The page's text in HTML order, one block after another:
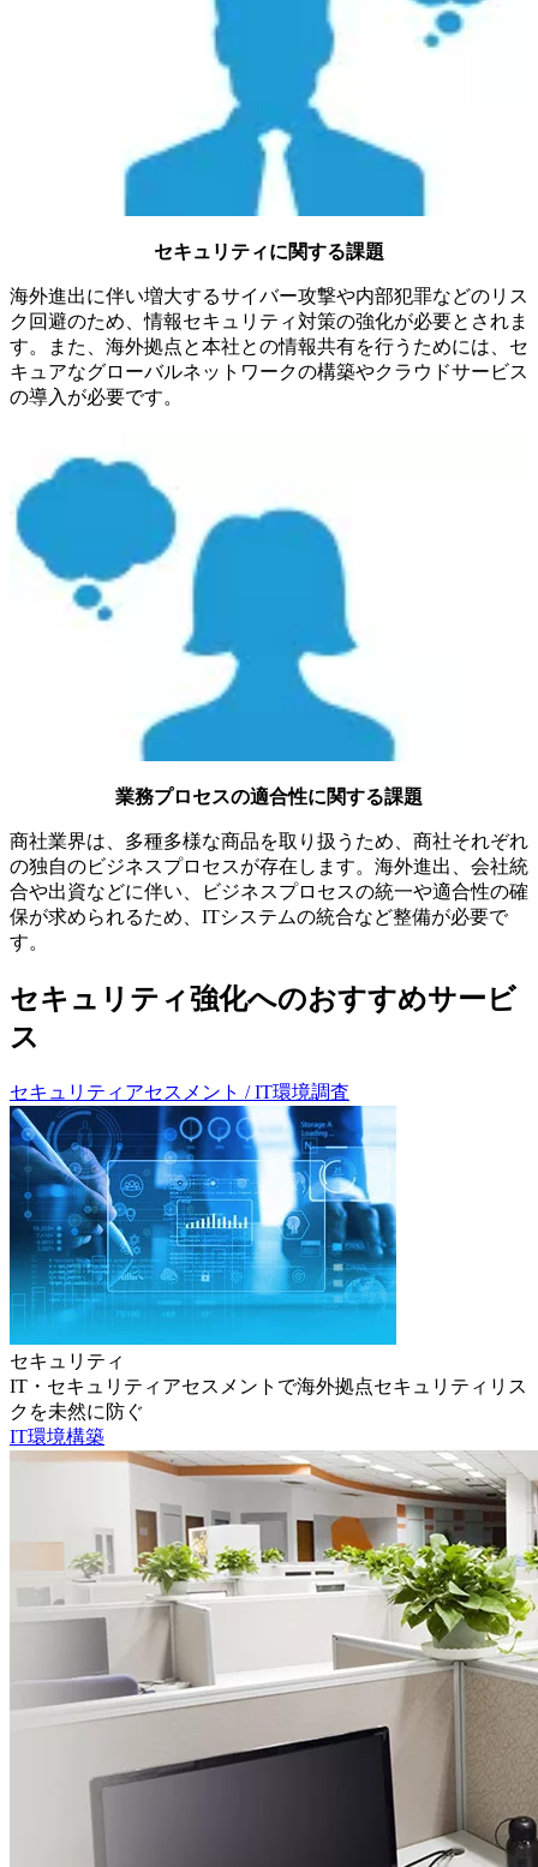
セキュリティに関する課題
海外進出に伴い増大するサイバー攻撃や内部犯罪などのリス
ク回避のため、情報セキュリティ対策の強化が必要とされま
す。また、海外拠点と本社との情報共有を行うためには、セ
キュアなグローバルネットワークの構築やクラウドサービス
の導入が必要です。
業務プロセスの適合性に関する課題
商社業界は、多種多様な商品を取り扱うため、商社それぞれ
の独自のビジネスプロセスが存在します。海外進出、会社統
合や出資などに伴い、ビジネスプロセスの統一や適合性の確
保が求められるため、ITシステムの統合など整備が必要で
す。
セキュリティ強化へのおすすめサービ
ス
セキュリティアセスメント / IT環境調査
セキュリティ
IT・セキュリティアセスメントで海外拠点セキュリティリス
クを未然に防ぐ
IT環境構築